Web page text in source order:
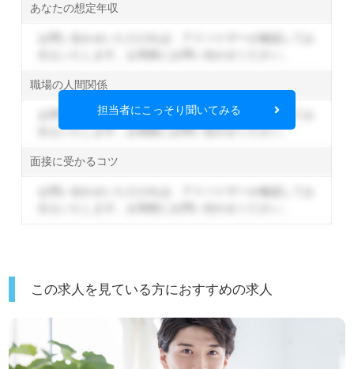
あなたの想定年収
職場の人間関係
お問い合わせいただければ、アドバイザーが確認してお
伝えいたします。お気軽にお問い合わせください。
面接に受かるコツ
担当者にこっそり聞いてみる
この求人を見ている方におすすめの求人